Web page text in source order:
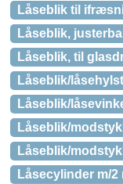
Låseblik til
Låseblik,
Låseblik, til
Låseblik/
Låseblik/
Låseblik/
Låseblik/
Låsecylinder m/2